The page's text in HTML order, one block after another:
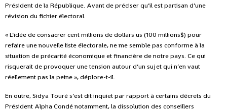
Président de la République. Avant de préciser qu’il est partisan d’une
révision du fichier électoral.
« L’idée de consacrer cent millions de dollars us (100 millions$) pour
refaire une nouvelle liste électorale, ne me semble pas conforme à la
situation de précarité économique et financière de notre pays. Ce qui
risquerait de provoquer une tension autour d’un sujet qui n’en vaut
réellement pas la peine », déplore-t-il.
En outre, Sidya Touré s’est dit inquiet par rapport à certains décrets du
Président Alpha Condé notamment, la dissolution des conseillers